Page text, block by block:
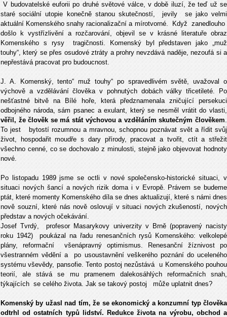
V budovatelské euforii po druhé světové válce, v době iluzí, že teď už se
staré sociální utopie konečně stanou skutečností, jevily se jako velmi
aktuální Komenského snahy racionalizační a mírotvorné. Když zanedlouho
došlo k vystřízlivění a rozčarování, objevil se v krásné literatuře obraz
Komenského s rysy tragičnosti. Komenský byl představen jako „muž
touhy“, který se přes osudové ztráty a prohry nevzdává naděje, nezoufá si a
nepřestává pracovat pro budoucnost.
J. A. Komenský, tento“ muž touhy“ po spravedlivém světě, uvažoval o
výchově a vzdělávání člověka v pohnutých dobách války třicetileté. Po
nešťastné bitvě na Bílé hoře, která předznamenala zničující persekuci
odbojného národa, sám psanec a exulant, který se nesměl vrátit do vlasti,
věřil, že člověk se má stát výchovou a vzděláním skutečným člověkem.
To jest bytostí rozumnou a mravnou, schopnou poznávat svět a řídit svůj
život, hospodařit moudře s dary přírody, pracovat a tvořit, ctít a střežit
všechno cenné, co se dochovalo z minulosti, stejně jako objevovat hodnoty
nové.
Po listopadu 1989 jsme se octli v nové společensko-historické situaci, v
situaci nových šancí a nových rizik doma i v Evropě. Právem se budeme
ptát, které momenty Komenského díla se dnes aktualizují, které s námi dnes
nově souzní, které nás nově oslovují v situaci nových zkušeností, nových
představ a nových očekávání.
Josef Tvrdý, profesor Masarykovy univerzity v Brně (popravený nacisty
roku 1942) poukázal na řadu renesančních rysů Komenského: velkolepé
plány, reformační všenápravný optimismus. Renesanční žíznivost po
všestranném vědění a po usoustavnění veškerého poznání do uceleného
systému vševědy, pansofie. Tento postoj nezůstává u Komenského pouhou
teorií, ale stává se mu pramenem dalekosáhlých reformačních snah,
týkajících se celého života. Jak se takový postoj může uplatnit dnes?
Komenský by užasl nad tím, že se ekonomický a konzumní typ člověka
odtrhl od ostatních typů lidství. Redukce života na výrobu, obchod a